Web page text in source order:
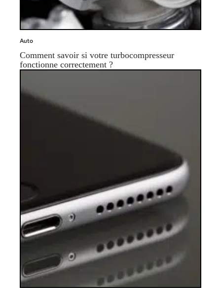
Auto
Comment savoir si votre turbocompresseur
fonctionne correctement ?